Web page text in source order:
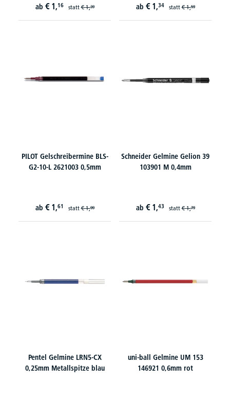
ab € 1,16 statt€ 1,39 ab € 1,34 statt€ 1,59
PILOT Gelschreibermine BLS-
G2-10-L 2621003 0,5mm
ab € 1,61 statt€ 1,99
Schneider Gelmine Gelion 39
103901 M 0,4mm
ab € 1,43 statt€ 1,79
Pentel Gelmine LRN5-CX
0,25mm Metallspitze blau
uni-ball Gelmine UM 153
146921 0,6mm rot